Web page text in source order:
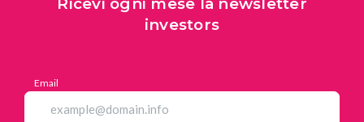
investors
Email